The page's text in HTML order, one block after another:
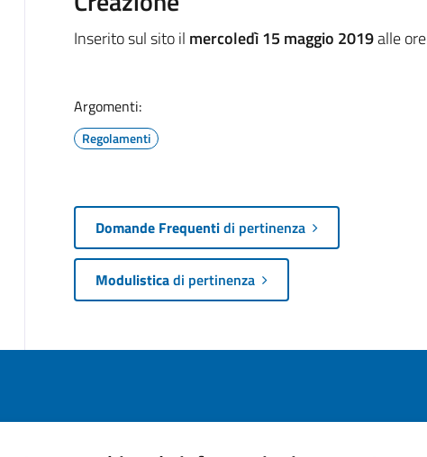
Inserito sul sito il mercoledì 15 maggio 2019alle ore
Argomenti:
Regolamenti
Domande Frequentidi pertinenza
Modulisticadi pertinenza